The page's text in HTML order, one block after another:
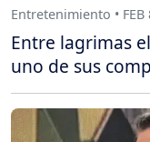
Entretenimiento • FEB
Entre lagrimas
uno de sus